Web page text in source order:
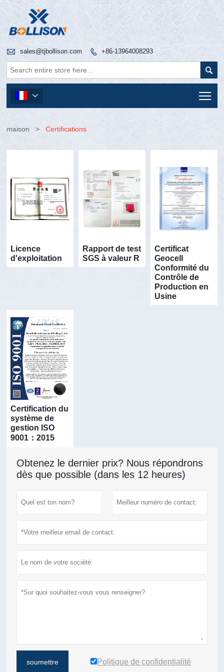
 sales@tjbollison.com  +86-13964008293


maison > Certifications
Licence
d'exploitation
Rapport de test
SGS à valeur R
Certificat
Geocell
Conformité du
Contrôle de
Production en
Usine
Certification du
système de
gestion ISO
9001：2015
Obtenez le dernier prix? Nous répondrons
dès que possible (dans les 12 heures)
soumettre Politique de confidentialité